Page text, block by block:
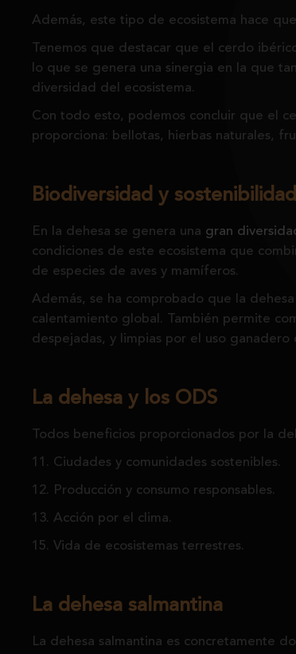
Además, este tipo de ecosistema hace
Tenemos que destacar que el cerdo
lo que se genera una sinergia en la que
diversidad del ecosistema.
Con todo esto, podemos concluir que el
proporciona: bellotas, hierbas naturales,
Biodiversidad y
En la dehesa se genera una gran
condiciones de este ecosistema que
de especies de aves y mamíferos.
Además, se ha comprobado que la
calentamiento global. También permite
despejadas, y limpias por el uso
La dehesa y los ODS
Todos beneficios proporcionados por la
11. Ciudades y comunidades sostenibles.
12. Producción y consumo responsables.
13. Acción por el clima.
15. Vida de ecosistemas terrestres.
La dehesa salmantina
La dehesa salmantina es concretamente